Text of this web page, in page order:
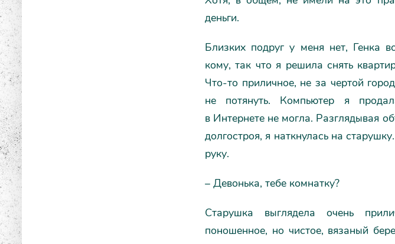
деньги.
Близких подруг у меня нет, Генка
кому, так что я решила снять
Что-то приличное, не за чертой
не потянуть. Компьютер я
в Интернете не могла. Разглядывая
долгостроя, я наткнулась на
руку.
– Девонька, тебе комнатку?
Старушка выглядела очень
поношенное, но чистое, вязаный